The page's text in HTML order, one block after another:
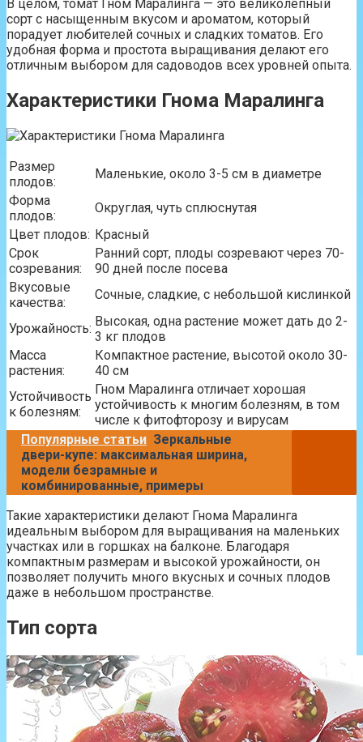
В целом, томат Гном Маралинга — это великолепный
сорт с насыщенным вкусом и ароматом, который
порадует любителей сочных и сладких томатов. Его
удобная форма и простота выращивания делают его
отличным выбором для садоводов всех уровней опыта.
Характеристики Гнома Маралинга
Размер
плодов:
Маленькие, около 3-5 см в диаметре
Форма
плодов:
Округлая, чуть сплюснутая
Цвет плодов: Красный
Срок
созревания:
Ранний сорт, плоды созревают через 70-
90 дней после посева
Вкусовые
качества:
Сочные, сладкие, с небольшой кислинкой
Урожайность: Высокая, одна растение может дать до 2-
3 кг плодов
Масса
растения:
Компактное растение, высотой около 30-
40 см
Устойчивость
к болезням:
Гном Маралинга отличает хорошая
устойчивость к многим болезням, в том
числе к фитофторозу и вирусам
Популярные статьи Зеркальные
двери-купе: максимальная ширина,
модели безрамные и
комбинированные, примеры
Такие характеристики делают Гнома Маралинга
идеальным выбором для выращивания на маленьких
участках или в горшках на балконе. Благодаря
компактным размерам и высокой урожайности, он
позволяет получить много вкусных и сочных плодов
даже в небольшом пространстве.
Тип сорта